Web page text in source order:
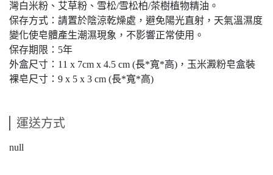
灣白米粉、艾草粉、雪松/雪松柏/茶樹植物精油。
保存方式：請置於陰涼乾燥處，避免陽光直射，天氣溫濕度
變化使皂體產生潮濕現象，不影響正常使用。
保存期限：5年
外盒尺寸：11 x 7cm x 4.5 cm (長*寬*高)，玉米澱粉皂盒裝
裸皂尺寸：9 x 5 x 3 cm (長*寬*高)
運送方式
null